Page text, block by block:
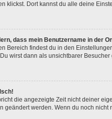
klickst. Dort kannst du alle deine
dass mein Benutzername in der
Bereich findest du in den
wirst dann als unsichtbarer Besucher
die angezeigte Zeit nicht deiner
geändert werden. Wenn du noch